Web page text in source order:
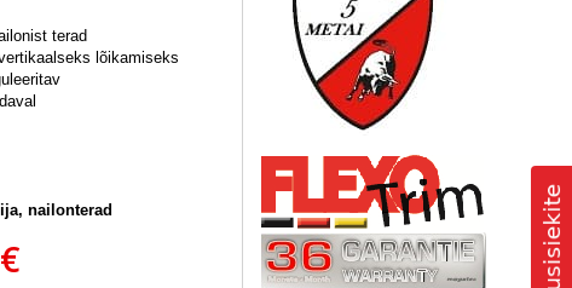
terad
lõikamiseks
nailonterad